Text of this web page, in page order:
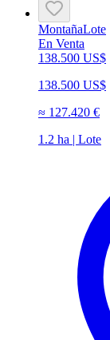
MontañaLote
En Venta
138.500 US$
138.500 US$
≈ 127.420 €
1.2 ha | Lote